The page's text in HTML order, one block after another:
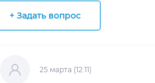
+ Задать вопрос
25 марта (12:11)